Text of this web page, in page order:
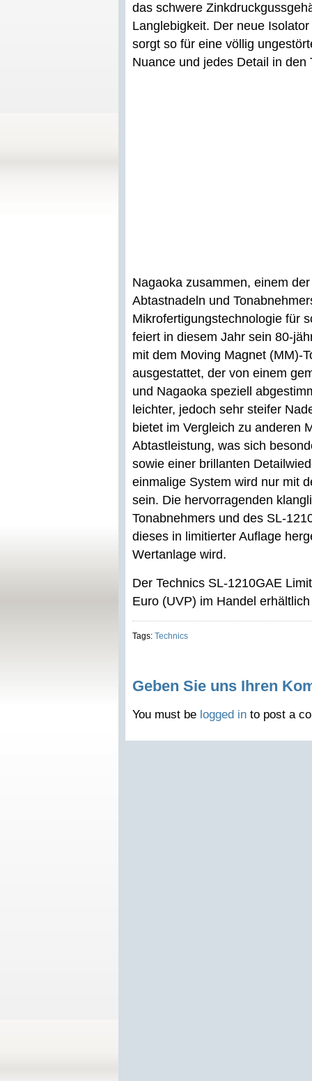
das schwere
Langlebigkeit. Der neue
sorgt so für eine völlig
Nuance und jedes Detail in
Nagaoka zusammen, einem
Abtastnadeln und
Mikrofertigungstechnologie für
feiert in diesem Jahr sein 80-
mit dem Moving Magnet (MM)-
ausgestattet, der von einem
und Nagaoka speziell
leichter, jedoch sehr steifer
bietet im Vergleich zu anderen
Abtastleistung, was sich
sowie einer brillanten
einmalige System wird nur mit
sein. Die hervorragenden
Tonabnehmers und des SL-
dieses in limitierter Auflage
Wertanlage wird.
Der Technics SL-1210GAE
Euro (UVP) im Handel
Tags: Technics
Geben Sie uns Ihren
You must be logged in to post a